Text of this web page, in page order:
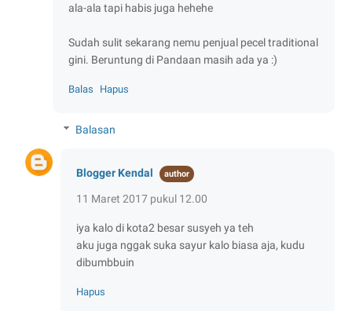
ala-ala tapi habis juga hehehe
Sudah sulit sekarang nemu penjual pecel traditional
gini. Beruntung di Pandaan masih ada ya :)
Balas Hapus
Balasan
Blogger Kendal
11 Maret 2017 pukul 12.00
iya kalo di kota2 besar susyeh ya teh
aku juga nggak suka sayur kalo biasa aja, kudu
dibumbbuin
Hapus